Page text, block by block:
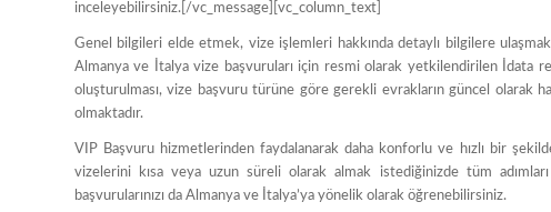
inceleyebilirsiniz.[/vc_message][vc_column_text]
Genel bilgileri elde etmek, vize işlemleri hakkında detaylı bilgilere
Almanya ve İtalya vize başvuruları için resmi olarak yetkilendirilen İdata
oluşturulması, vize başvuru türüne göre gerekli evrakların güncel olarak
olmaktadır.
VIP Başvuru hizmetlerinden faydalanarak daha konforlu ve hızlı bir
vizelerini kısa veya uzun süreli olarak almak istediğinizde tüm
başvurularınızı da Almanya ve İtalya’ya yönelik olarak öğrenebilirsiniz.